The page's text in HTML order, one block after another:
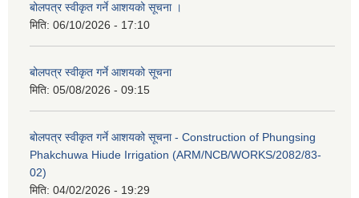
बोलपत्र स्वीकृत गर्ने आशयको सूचना ।
मिति: 06/10/2026 - 17:10
बोलपत्र स्वीकृत गर्ने आशयको सूचना
मिति: 05/08/2026 - 09:15
बोलपत्र स्वीकृत गर्ने आशयको सूचना - Construction of Phungsing
Phakchuwa Hiude Irrigation (ARM/NCB/WORKS/2082/83-
02)
मिति: 04/02/2026 - 19:29